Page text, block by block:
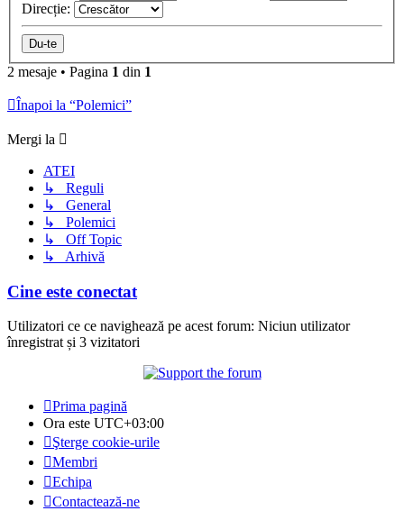
Direcție:
2 mesaje • Pagina 1 din 1
Înapoi la “Polemici”
Mergi la
ATEI
↳ Reguli
↳ General
↳ Polemici
↳ Off Topic
↳ Arhivă
Cine este conectat
Utilizatori ce ce navighează pe acest forum: Niciun utilizator
înregistrat și 3 vizitatori
Prima pagină
Ora este UTC+03:00
Şterge cookie-urile
Membri
Echipa
Contactează-ne